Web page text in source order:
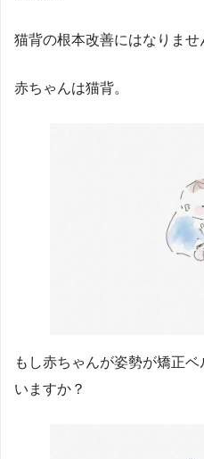
猫背の根本改善にはなりませ
赤ちゃんは猫背。
もし赤ちゃんが姿勢が矯正
いますか？